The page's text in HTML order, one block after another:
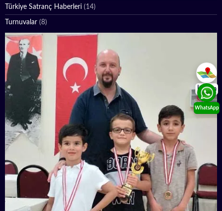
İletişim
WhatsApp
Türkiye Satranç Haberleri (14)
Turnuvalar (8)